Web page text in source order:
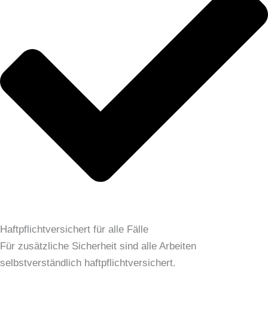
Haftpflichtversichert für alle Fälle
Für zusätzliche Sicherheit sind alle Arbeiten
selbstverständlich haftpflichtversichert.